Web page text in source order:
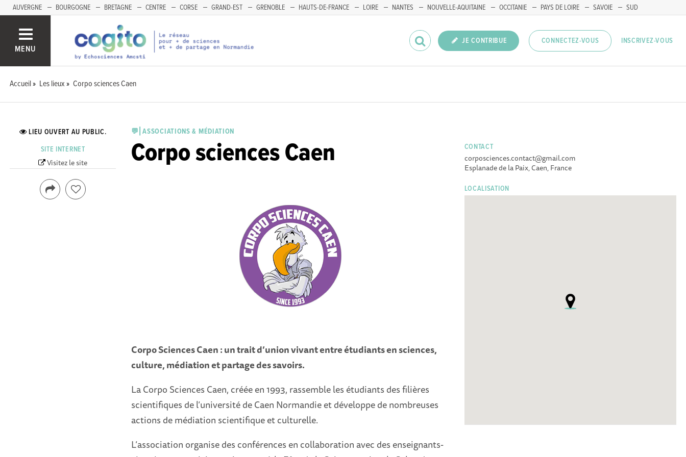
AUVERGNE BOURGOGNE BRETAGNE CENTRE CORSE GRAND-EST GRENOBLE HAUTS-DE-FRANCE LOIRE NANTES NOUVELLE-AQUITAINE OCCITANIE PAYS DE LOIRE SAVOIE SUD
MENU
JE CONTRIBUE CONNECTEZ-VOUS INSCRIVEZ-VOUS
Accueil Les lieux Corpo sciences Caen
💬⎜ASSOCIATIONS & MÉDIATION
Corpo sciences Caen
Corpo Sciences Caen : un trait d’union vivant entre étudiants en sciences,
culture, médiation et partage des savoirs.
La Corpo Sciences Caen, créée en 1993, rassemble les étudiants des filières
scientifiques de l’université de Caen Normandie et développe de nombreuses
actions de médiation scientifique et culturelle.
L’association organise des conférences en collaboration avec des enseignants-
CONTACT
corposciences.contact@gmail.com
Esplanade de la Paix, Caen, France
LOCALISATION
LIEU OUVERT AU PUBLIC.
SITE INTERNET
Visitez le site